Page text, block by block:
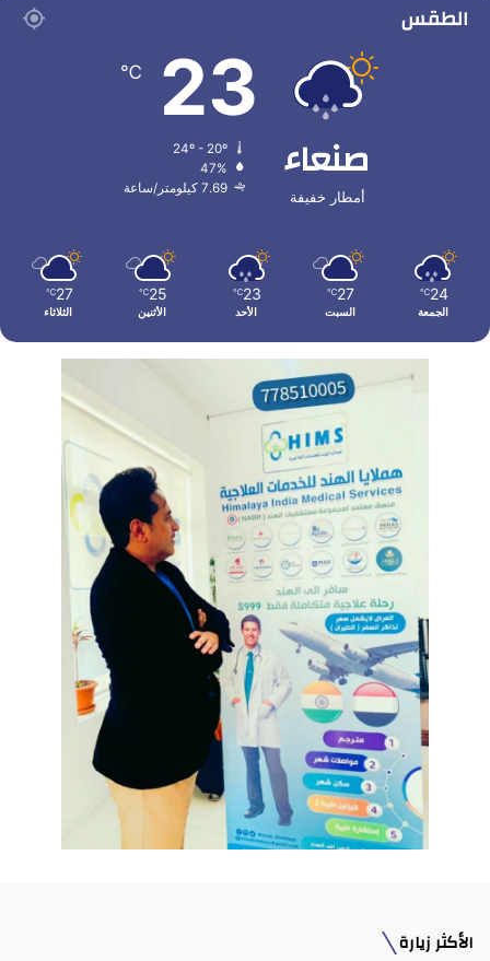
الطقس
صنعاء
أمطار خفيفة
23
℃
47%
7.69 كيلومتر/ساعة
24
℃
الجمعة
27
℃
السبت
23
℃
الأحد
25
℃
الأثنين
27
℃
الثلاثاء
الأكثر زيارة